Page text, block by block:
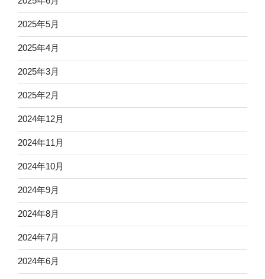
2025年5月
2025年4月
2025年3月
2025年2月
2024年12月
2024年11月
2024年10月
2024年9月
2024年8月
2024年7月
2024年6月